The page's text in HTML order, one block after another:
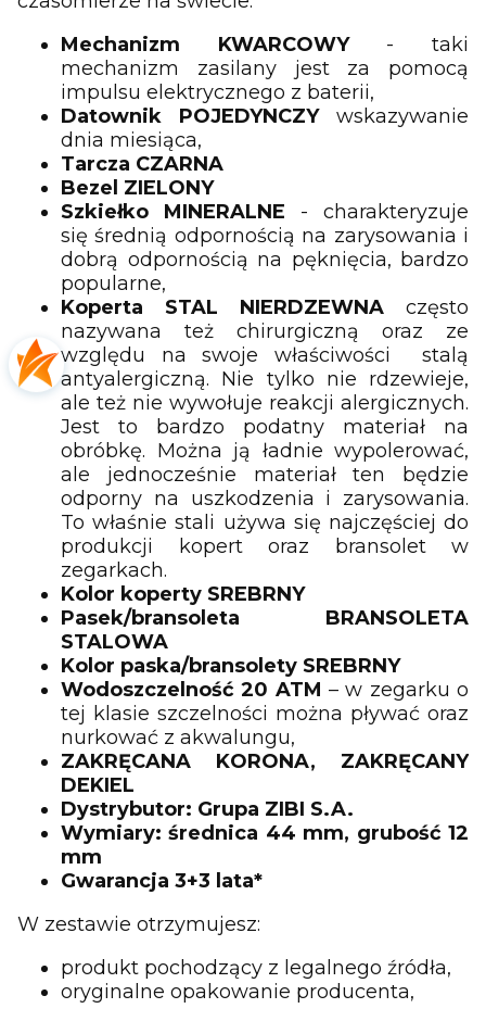
Mechanizm KWARCOWY - taki
mechanizm zasilany jest za pomocą
impulsu elektrycznego z baterii,
Datownik POJEDYNCZYwskazywanie
dnia miesiąca,
Tarcza CZARNA
Bezel ZIELONY
Szkiełko MINERALNE - charakteryzuje
się średnią odpornością na zarysowania i
dobrą odpornością na pęknięcia, bardzo
popularne,
Koperta STAL NIERDZEWNA często
nazywana też chirurgiczną oraz ze
względu na swoje właściwości stalą
antyalergiczną. Nie tylko nie rdzewieje,
ale też nie wywołuje reakcji alergicznych.
Jest to bardzo podatny materiał na
obróbkę. Można ją ładnie wypolerować,
ale jednocześnie materiał ten będzie
odporny na uszkodzenia i zarysowania.
To właśnie stali używa się najczęściej do
produkcji kopert oraz bransolet w
zegarkach.
Kolor koperty SREBRNY
Pasek/bransoleta BRANSOLETA
STALOWA
Kolor paska/bransolety SREBRNY
Wodoszczelność 20 ATM – w zegarku o
tej klasie szczelności można pływać oraz
nurkować z akwalungu,
ZAKRĘCANA KORONA, ZAKRĘCANY
DEKIEL
Dystrybutor: Grupa ZIBI S.A.
Wymiary: średnica 44 mm, grubość 12
mm
Gwarancja 3+3 lata*
W zestawie otrzymujesz:
produkt pochodzący z legalnego źródła,
oryginalne opakowanie producenta,